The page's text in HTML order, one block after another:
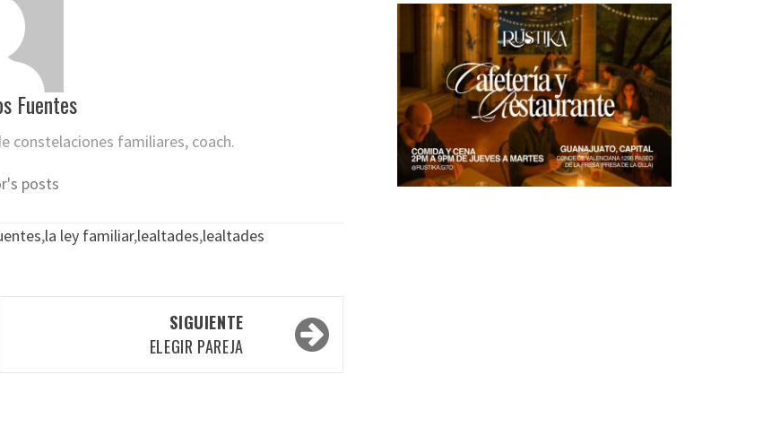
Fuentes
constelaciones familiares, coach.
posts
,la ley familiar,lealtades,lealtades
SIGUIENTE
ELEGIR PAREJA